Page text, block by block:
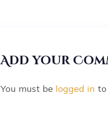
Add your
You must be logged in to